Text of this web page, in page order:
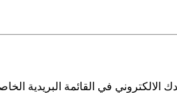
الالكتروني في القائمة البريدية